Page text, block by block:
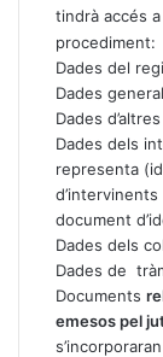
tindrà accés
procediment:
Dades del
Dades
Dades
Dades dels
representa
document
Dades dels
Dades de
Documents
emesos pel